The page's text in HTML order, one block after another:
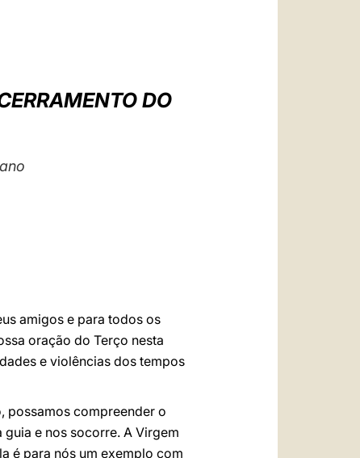
DEUTSCH
DO
amigos e para todos os
oração do Terço nesta
e violências dos tempos
possamos compreender o
e nos socorre. A Virgem
é para nós um exemplo com